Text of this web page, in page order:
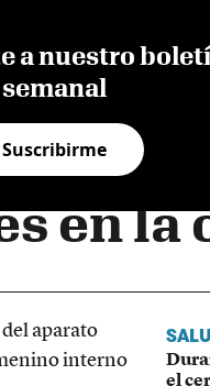
a nuestro
semanal
Suscribirme
en la
el